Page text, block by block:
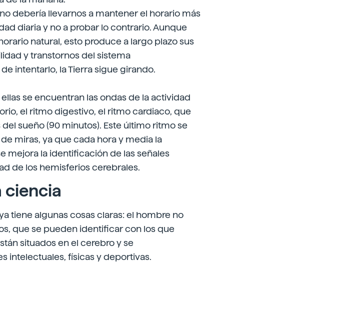
debería llevarnos a mantener el horario más
diaria y no a probar lo contrario. Aunque
natural, esto produce a largo plazo sus
y transtornos del sistema
intentarlo, la Tierra sigue girando.
se encuentran las ondas de la actividad
el ritmo digestivo, el ritmo cardiaco, que
sueño (90 minutos). Este último ritmo se
miras, ya que cada hora y media la
mejora la identificación de las señales
de los hemisferios cerebrales.
ciencia
tiene algunas cosas claras: el hombre no
que se pueden identificar con los que
situados en el cerebro y se
intelectuales, físicas y deportivas.